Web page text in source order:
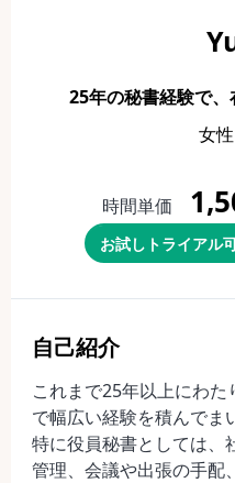
25年の秘書経験で、
女
時間単価
お試しトライアル
自己紹介
これまで25年以上にわ
で幅広い経験を積んでま
特に役員秘書としては、
管理、会議や出張の手配